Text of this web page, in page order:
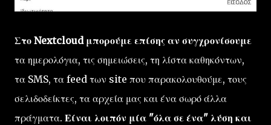
Στο Nextcloud μπορούμε επίσης αν συγχρονίσουμε
τα ημερολόγια, τις σημειώσεις, τη λίστα καθηκόντων,
τα SMS, τα feed των site που παρακολουθούμε, τους
σελιδοδείκτες, τα αρχεία μας και ένα σωρό άλλα
πράγματα. Είναι λοιπόν μία "όλα σε ένα" λύση και